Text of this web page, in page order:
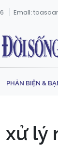
Email:
PHẢN BIỆN &